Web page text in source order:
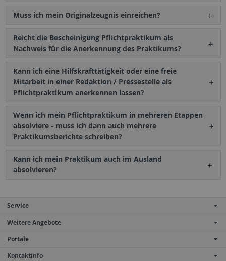
Muss ich mein Originalzeugnis einreichen?
Reicht die Bescheinigung Pflichtpraktikum als
Nachweis für die Anerkennung des Praktikums?
Kann ich eine Hilfskrafttätigkeit oder eine freie
Mitarbeit in einer Redaktion / Pressestelle als
Pflichtpraktikum anerkennen lassen?
Wenn ich mein Pflichtpraktikum in mehreren Etappen
absolviere - muss ich dann auch mehrere
Praktikumsberichte schreiben?
Kann ich mein Praktikum auch im Ausland
absolvieren?
Service
Weitere Angebote
Portale
Kontaktinfo